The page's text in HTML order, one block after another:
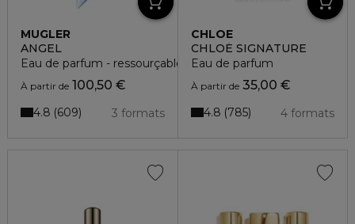
MUGLER
ANGEL
Eau de parfum - ressourçable
À partir de 100,50 €
3 formats
4.8 609
CHLOE
CHLOÉ SIGNATURE
Eau de parfum
À partir de35,00 €
4 formats
4.8 785